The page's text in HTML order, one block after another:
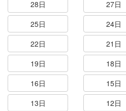
28日
27日
25日
24日
22日
21日
19日
18日
16日
15日
13日
12日